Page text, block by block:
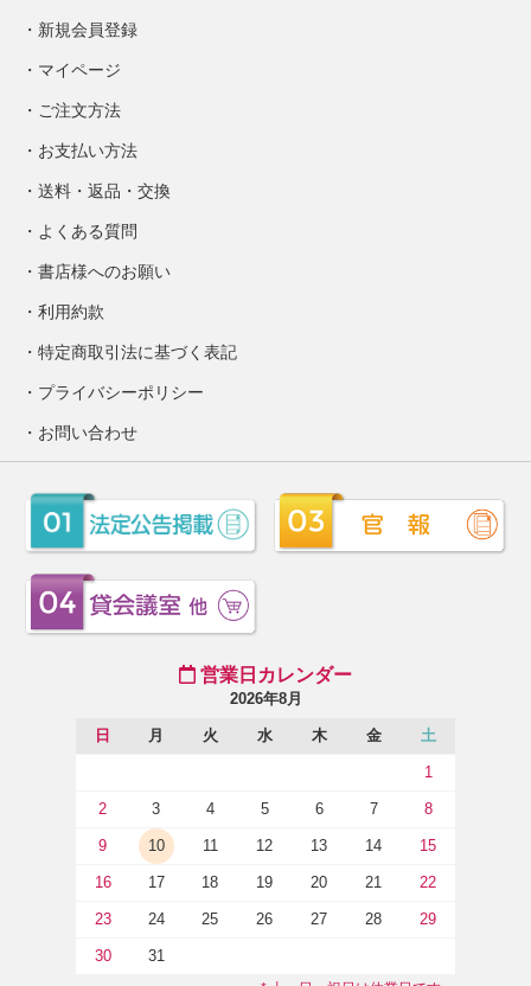
新規会員登録
マイページ
ご注文方法
お支払い方法
送料・返品・交換
よくある質問
書店様へのお願い
利用約款
特定商取引法に基づく表記
プライバシーポリシー
お問い合わせ
営業日カレンダー
2026年8月
日 月 火 水 木 金 土
1
2 3 4 5 6 7 8
9 10 11 12 13 14 15
16 17 18 19 20 21 22
23 24 25 26 27 28 29
30 31